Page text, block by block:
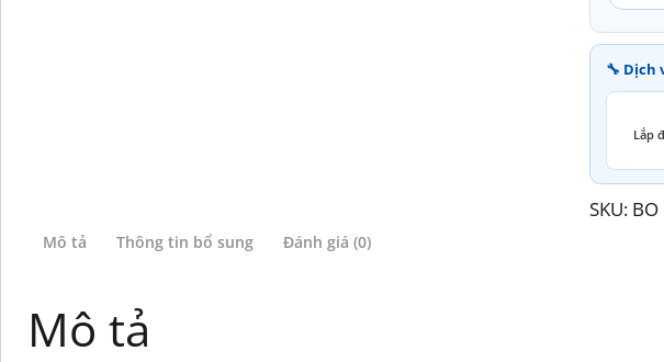
🔧 Dịch
Lắp
SKU: BO
Mô tả Thông tin bổ sung Đánh giá (0)
Mô tả